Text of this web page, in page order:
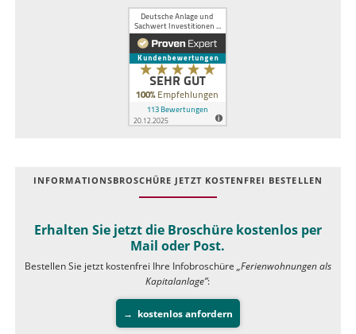
INFOR­MATIONS­BROSCHÜRE JETZT KOSTEN­FREI BESTELLEN
Erhalten Sie jetzt die Broschüre kostenlos per
Mail oder Post.
Bestellen Sie jetzt kostenfrei Ihre Infobroschüre „Ferienwohnungen als
Kapitalanlage”:
kostenlos anfordern